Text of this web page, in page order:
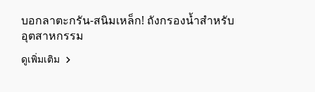
บอกลาตะกรัน-สนิมเหล็ก! ถังกรองน้ำสำหรับ
อุตสาหกรรม
ดูเพิ่มเติม